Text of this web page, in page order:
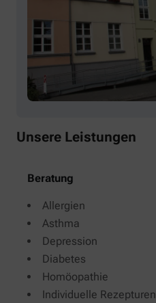
Unsere Leistungen
Beratung
Allergien
Asthma
Depression
Diabetes
Homöopathie
Individuelle Rezepturen